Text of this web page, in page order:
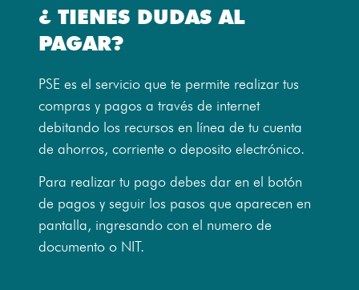
¿ TIENES DUDAS AL
PAGAR?
PSE es el servicio que te permite realizar tus
compras y pagos a través de internet
debitando los recursos en línea de tu cuenta
de ahorros, corriente o deposito electrónico.
Para realizar tu pago debes dar en el botón
de pagos y seguir los pasos que aparecen en
pantalla, ingresando con el numero de
documento o NIT.